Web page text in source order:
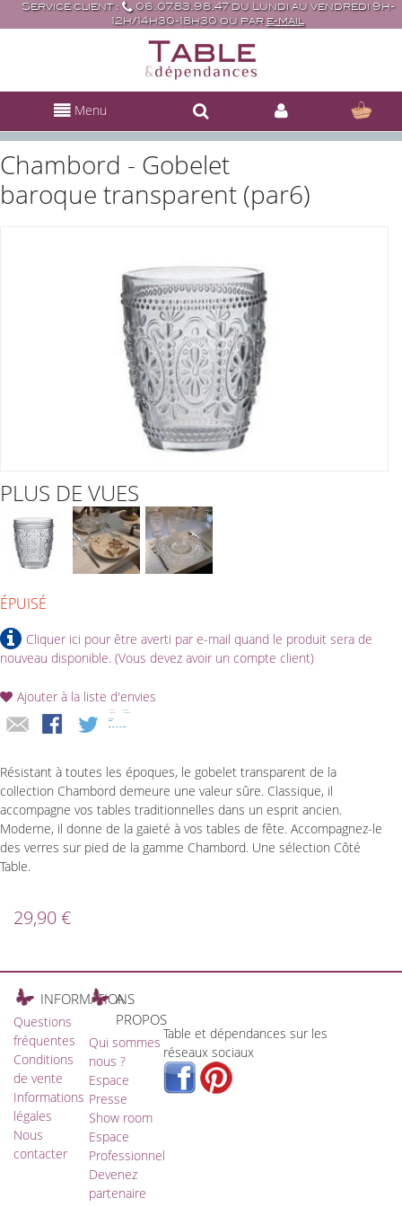
Service client :
06.07.83.98.47 du Lundi au vendredi 9h-
12h/14h30-18h30 ou par e-mail
Menu
Chambord - Gobelet
baroque transparent (par6)
PLUS DE VUES
ÉPUISÉ
Cliquer ici pour être averti par e-mail quand le produit sera de
nouveau disponible. (Vous devez avoir un compte client)
Ajouter à la liste d'envies
Résistant à toutes les époques, le gobelet transparent de la
collection Chambord demeure une valeur sûre. Classique, il
accompagne vos tables traditionnelles dans un esprit ancien.
Moderne, il donne de la gaieté à vos tables de fête. Accompagnez-le
des verres sur pied de la gamme Chambord. Une sélection Côté
Table.
29,90 €
INFORMATIONS
Questions
fréquentes
Conditions
de vente
Informations
légales
Nous
contacter
A
PROPOS
Qui sommes
nous ?
Espace
Presse
Show room
Espace
Professionnel
Devenez
partenaire
Table et dépendances sur les
réseaux sociaux